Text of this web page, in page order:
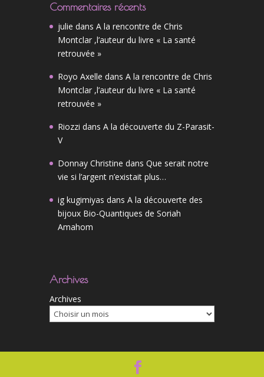
Commentaires récents
julie dans A la rencontre de Chris
Montclar ,l’auteur du livre « La santé
retrouvée »
Royo Axelle dans A la rencontre de Chris
Montclar ,l’auteur du livre « La santé
retrouvée »
Riozzi dans A la découverte du Z-Parasit-
V
Donnay Christine dans Que serait notre
vie si l’argent n’existait plus…
ig kugimiyas dans A la découverte des
bijoux Bio-Quantiques de Soriah
Amahom
Archives
Archives